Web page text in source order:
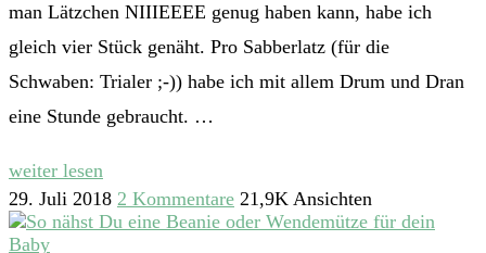
man Lätzchen NIIIEEEE genug haben kann, habe ich
gleich vier Stück genäht. Pro Sabberlatz (für die
Schwaben: Trialer ;-)) habe ich mit allem Drum und Dran
eine Stunde gebraucht. …
weiter lesen
29. Juli 2018 2 Kommentare 21,9K Ansichten